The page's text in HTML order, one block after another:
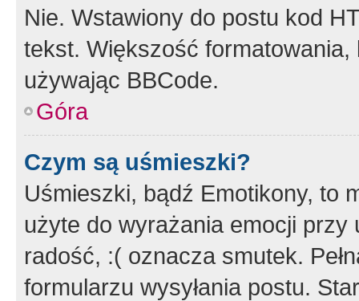
Nie. Wstawiony do postu kod
tekst. Większość
używając BBCode.
Góra
Czym są uśmieszki?
Uśmieszki, bądź Emotikony, to
użyte do wyrażania emocji
radość, :( oznacza smutek.
formularzu wysyłania postu.